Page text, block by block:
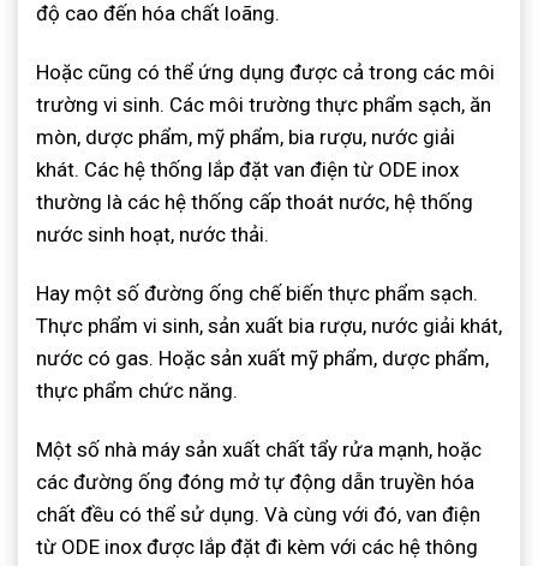
độ cao đến hóa chất loãng.
Hoặc cũng có thể ứng dụng được cả trong các môi
trường vi sinh. Các môi trường thực phẩm sạch, ăn
mòn, dược phẩm, mỹ phẩm, bia rượu, nước giải
khát. Các hệ thống lắp đặt van điện từ ODE inox
thường là các hệ thống cấp thoát nước, hệ thống
nước sinh hoạt, nước thải.
Hay một số đường ống chế biến thực phẩm sạch.
Thực phẩm vi sinh, sản xuất bia rượu, nước giải khát,
nước có gas. Hoặc sản xuất mỹ phẩm, dược phẩm,
thực phẩm chức năng.
Một số nhà máy sản xuất chất tẩy rửa mạnh, hoặc
các đường ống đóng mở tự động dẫn truyền hóa
chất đều có thể sử dụng. Và cùng với đó, van điện
từ ODE inox được lắp đặt đi kèm với các hệ thông